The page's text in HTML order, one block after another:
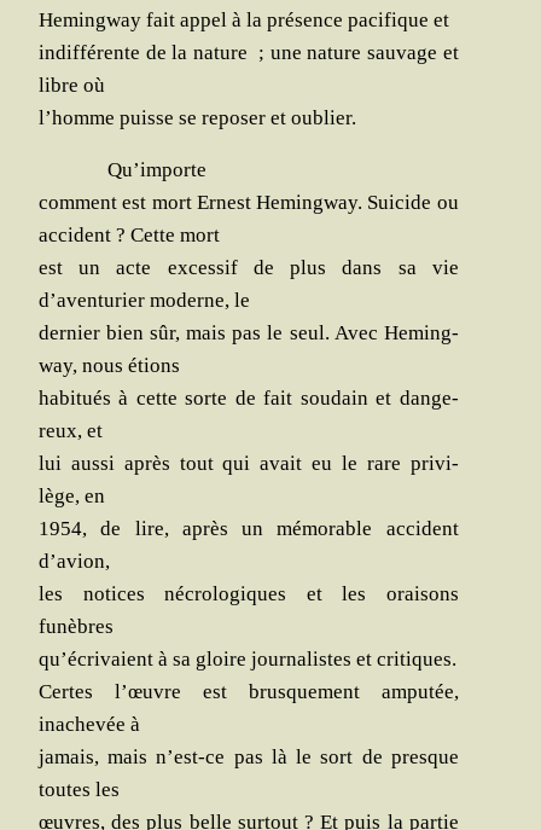
Heming­way fait appel à la pré­sence paci­fique et
indif­fé­rente de la nature ; une nature sau­vage et
libre où
l’homme puisse se repo­ser et oublier.
Qu’importe
com­ment est mort Ernest Heming­way. Sui­cide ou
acci­dent ? Cette mort
est un acte exces­sif de plus dans sa vie
d’aventurier moderne, le
der­nier bien sûr, mais pas le seul. Avec Heming­
way, nous étions
habi­tués à cette sorte de fait sou­dain et dan­ge­
reux, et
lui aus­si après tout qui avait eu le rare pri­vi­
lège, en
1954, de lire, après un mémo­rable acci­dent
d’avion,
les notices nécro­lo­giques et les orai­sons
funèbres
qu’écrivaient à sa gloire jour­na­listes et critiques.
Certes l’œuvre est brus­que­ment ampu­tée,
inache­vée à
jamais, mais n’est-ce pas là le sort de presque
toutes les
œuvres, des plus belle sur­tout ? Et puis la par­tie